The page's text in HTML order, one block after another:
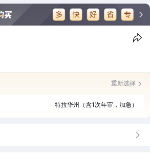
重新选择
特拉华州（含1次年审，加急）